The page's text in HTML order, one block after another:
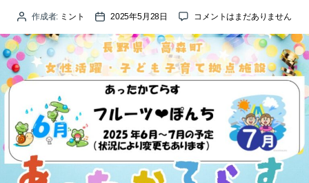
投
者
作成者: ミント
投
日
2025年5月28日
あ
た
か
て
ら
ル
ー
ツ
♡
ぽ
ん
コメントはまだありません